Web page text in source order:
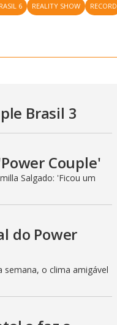
e
6 REALITY SHOW RECORD
Brasil 3
Couple'
Salgado: 'Ficou um
do Power
o clima amigável